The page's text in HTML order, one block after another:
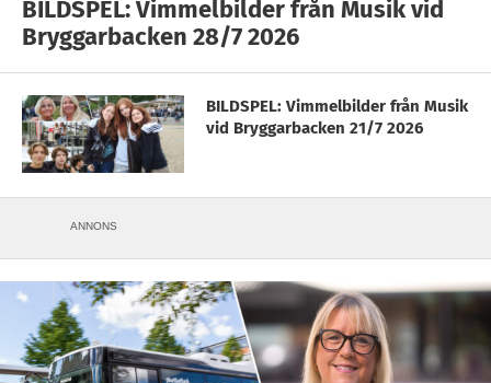
BILDSPEL: Vimmelbilder från Musik vid
Bryggarbacken 28/7 2026
BILDSPEL: Vimmelbilder från Musik
vid Bryggarbacken 21/7 2026
ANNONS